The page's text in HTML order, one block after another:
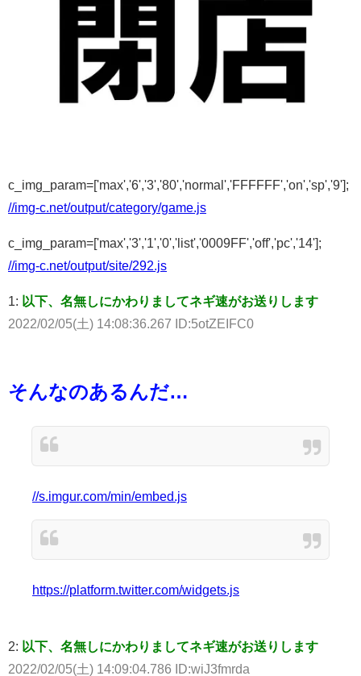
c_img_param=['max','6','3','80','normal','FFFFFF','on','sp','9'];
//img-c.net/output/category/game.js
c_img_param=['max','3','1','0','list','0009FF','off','pc','14'];
//img-c.net/output/site/292.js
1: 以下、名無しにかわりましてネギ速がお送りします
2022/02/05(土) 14:08:36.267 ID:5otZEIFC0
そんなのあるんだ…
//s.imgur.com/min/embed.js
https://platform.twitter.com/widgets.js
2: 以下、名無しにかわりましてネギ速がお送りします
2022/02/05(土) 14:09:04.786 ID:wiJ3fmrda